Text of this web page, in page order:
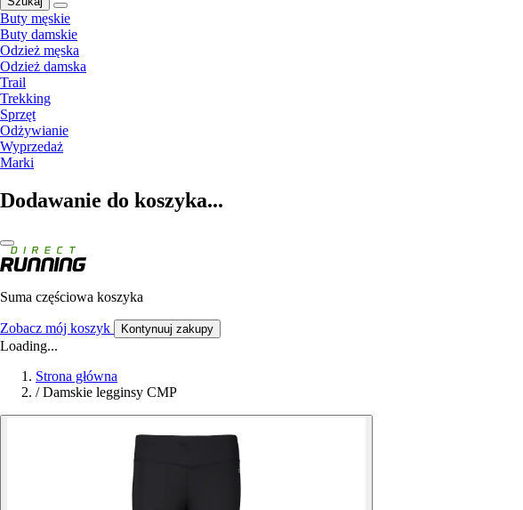
Buty męskie
Buty damskie
Odzież męska
Odzież damska
Trail
Trekking
Sprzęt
Odżywianie
Wyprzedaż
Marki
Dodawanie do koszyka...
Suma częściowa koszyka
Zobacz mój koszyk Kontynuuj zakupy
Loading...
Strona główna
/ Damskie legginsy CMP